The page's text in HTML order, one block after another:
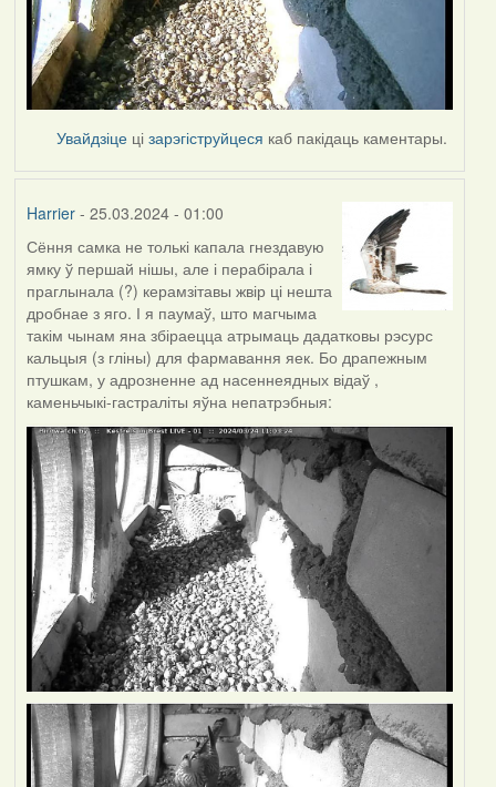
Увайдзіце цізарэгіструйцеся каб пакідаць каментары.
Harrier- 25.03.2024 - 01:00
Сёння самка не толькі капала гнездавую
ямку ў першай нішы, але і перабірала і
праглынала (?) керамзітавы жвір ці нешта
дробнае з яго. І я паумаў, што магчыма
такім чынам яна збіраецца атрымаць дадатковы рэсурс
кальцыя (з гліны) для фармавання яек. Бо драпежным
птушкам, у адрозненне ад насеннеядных відаў ,
каменьчыкі-гастраліты яўна непатрэбныя: